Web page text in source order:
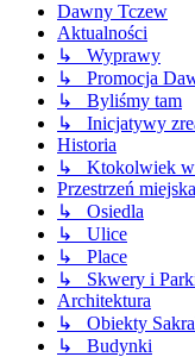
Dawny Tczew
Aktualności
↳ Wyprawy
↳ Promocja
↳ Byliśmy tam
↳ Inicjatywy
Historia
↳ Ktokolwiek
Przestrzeń miejska
↳ Osiedla
↳ Ulice
↳ Place
↳ Skwery i
Architektura
↳ Obiekty
↳ Budynki